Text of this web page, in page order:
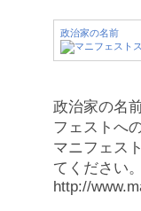
政治家の名前
政治家の名
フェストへ
マニフェス
てください。
http://